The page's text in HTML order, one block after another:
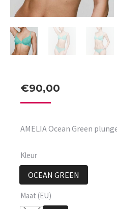
€90,00
AMELIA Ocean Green
Kleur
OCEAN GREEN
Maat (EU)